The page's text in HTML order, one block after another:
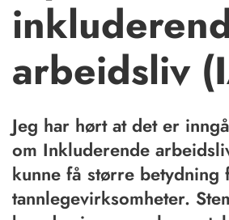
arbeidsliv
Jeg har hørt at det er
om Inkluderende
kunne få større betydning
tannlegevirksomheter.